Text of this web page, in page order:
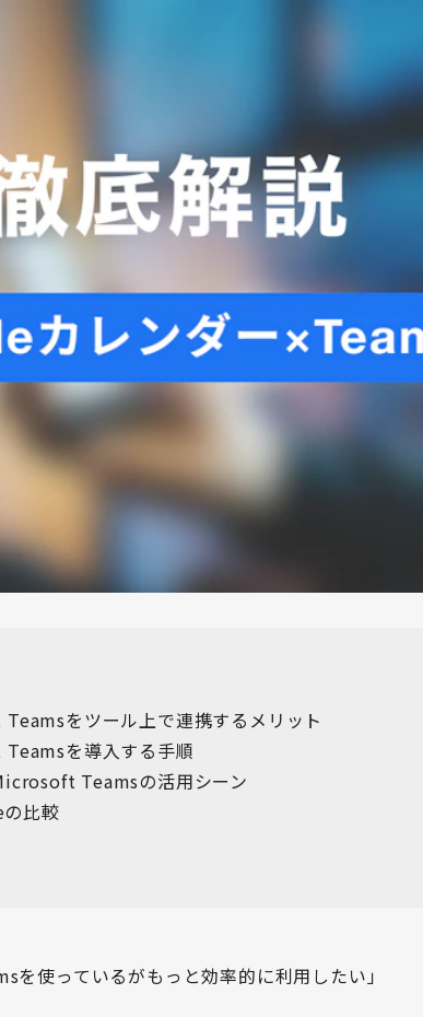
をツール上で連携するメリット
を導入する手順
Teamsの活用シーン
比較
使っているがもっと効率的に利用したい」